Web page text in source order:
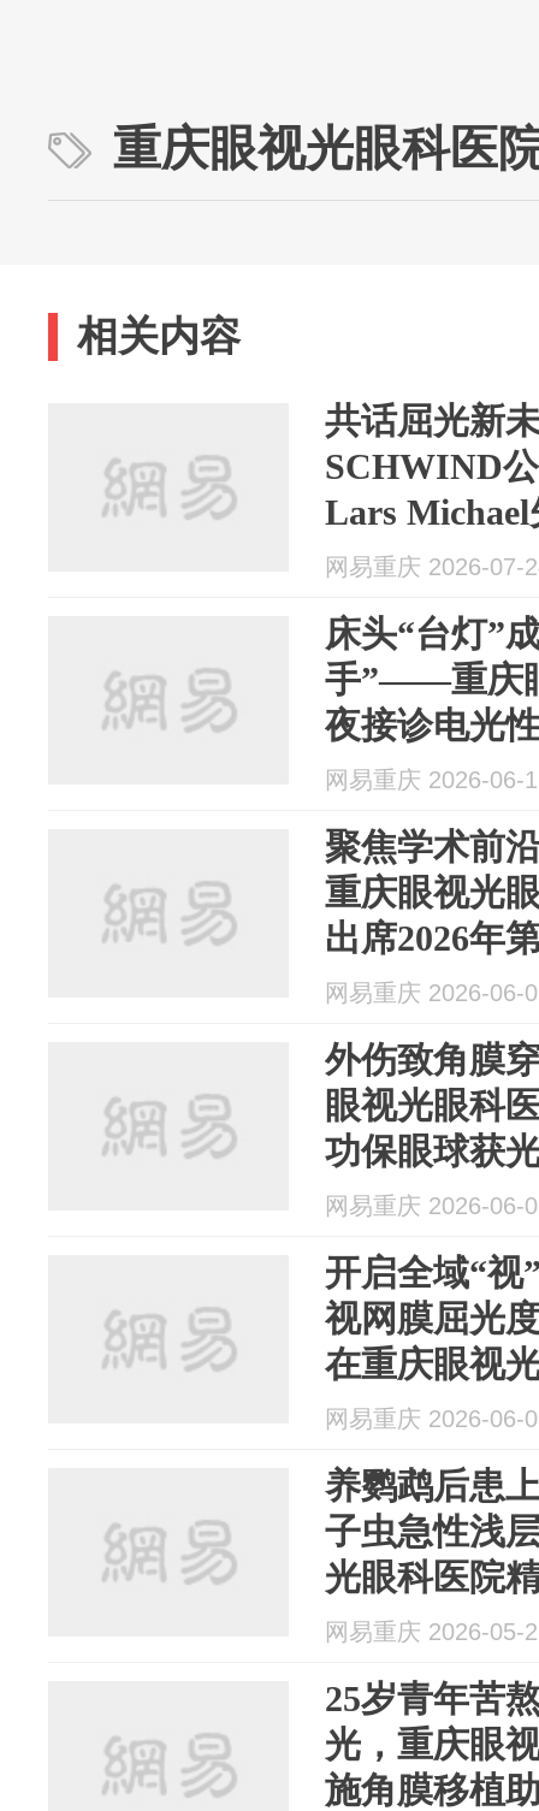
重庆眼视光眼科医
相关内容
共话屈光新
SCHWIND
Lars
眼视光眼科
网易重庆 2026-07-
床头“台灯”
手”——重庆
夜接诊电光
网易重庆 2026-06-
聚焦学术前
重庆眼视光
出席2026年
网易重庆 2026-06-
外伤致角膜
眼视光眼科
功保眼球获
网易重庆 2026-06-
开启全域“视
视网膜屈光
在重庆眼视
网易重庆 2026-06-
养鹦鹉后患
子虫急性浅
光眼科医院
网易重庆 2026-05-
25岁青年苦
光，重庆眼
施角膜移植